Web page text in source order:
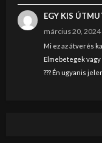
EGY KIS
március 20, 2024
Mi ez az átverés
Elmebetegek
??? Én ugyanis